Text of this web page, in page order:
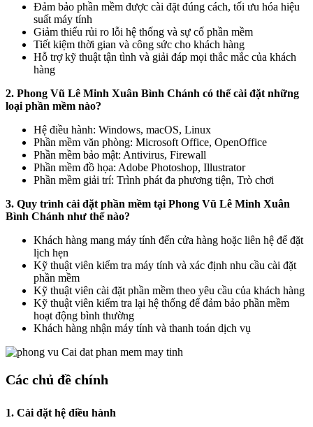
Đảm bảo phần mềm được cài đặt đúng cách, tối ưu hóa hiệu
suất máy tính
Giảm thiểu rủi ro lỗi hệ thống và sự cố phần mềm
Tiết kiệm thời gian và công sức cho khách hàng
Hỗ trợ kỹ thuật tận tình và giải đáp mọi thắc mắc của khách
hàng
2. Phong Vũ Lê Minh Xuân Bình Chánh có thể cài đặt những
loại phần mềm nào?
Hệ điều hành: Windows, macOS, Linux
Phần mềm văn phòng: Microsoft Office, OpenOffice
Phần mềm bảo mật: Antivirus, Firewall
Phần mềm đồ họa: Adobe Photoshop, Illustrator
Phần mềm giải trí: Trình phát đa phương tiện, Trò chơi
3. Quy trình cài đặt phần mềm tại Phong Vũ Lê Minh Xuân
Bình Chánh như thế nào?
Khách hàng mang máy tính đến cửa hàng hoặc liên hệ để đặt
lịch hẹn
Kỹ thuật viên kiểm tra máy tính và xác định nhu cầu cài đặt
phần mềm
Kỹ thuật viên cài đặt phần mềm theo yêu cầu của khách hàng
Kỹ thuật viên kiểm tra lại hệ thống để đảm bảo phần mềm
hoạt động bình thường
Khách hàng nhận máy tính và thanh toán dịch vụ
Các chủ đề chính
1. Cài đặt hệ điều hành